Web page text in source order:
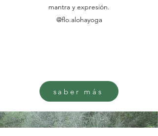
mantra y expresión.
@flo.alohayoga
saber más